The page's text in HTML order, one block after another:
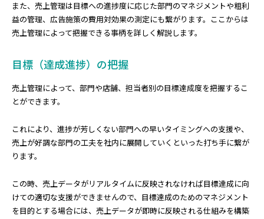
また、売上管理は目標への進捗度に応じた部門のマネジメントや粗利
益の管理、広告施策の費用対効果の測定にも繋がります。ここからは
売上管理によって把握できる事柄を詳しく解説します。
目標（達成進捗）の把握
売上管理によって、部門や店舗、担当者別の目標達成度を把握するこ
とができます。
これにより、進捗が芳しくない部門への早いタイミングへの支援や、
売上が好調な部門の工夫を社内に展開していくといった打ち手に繋が
ります。
この時、売上データがリアルタイムに反映されなければ目標達成に向
けての適切な支援ができませんので、目標達成のためのマネジメント
を目的とする場合には、売上データが即時に反映される仕組みを構築